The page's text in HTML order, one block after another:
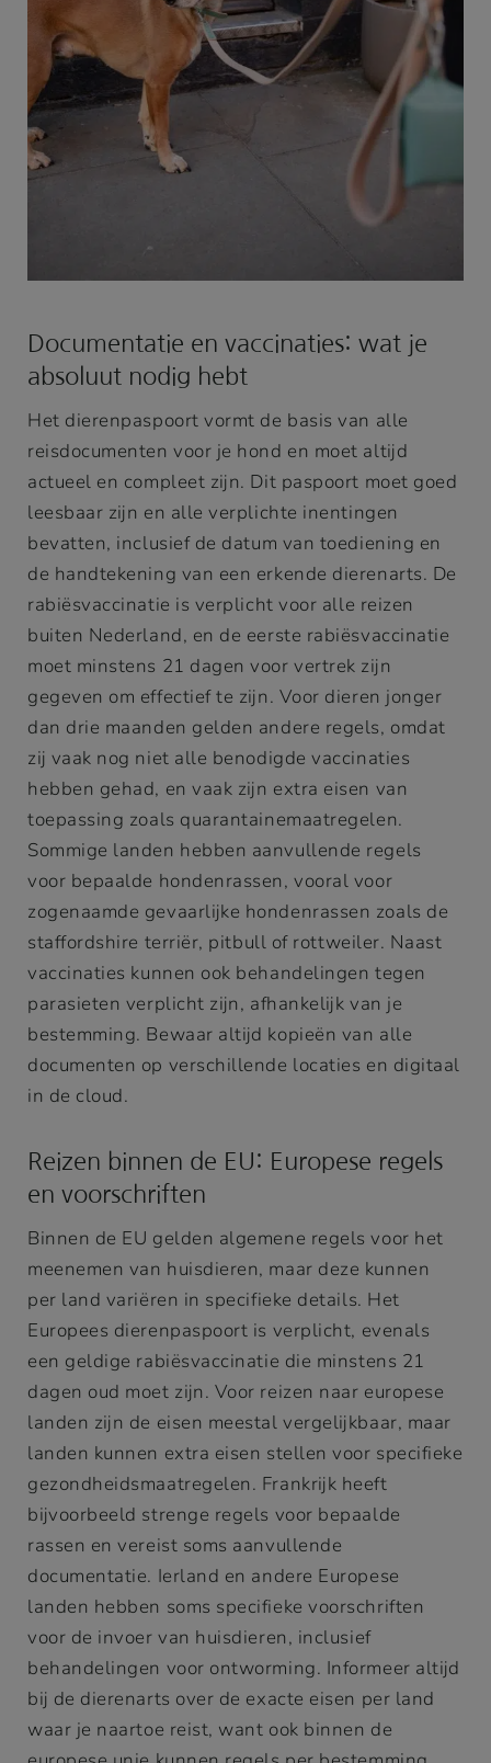
Documentatie en vaccinaties: wat je
absoluut nodig hebt
Het dierenpaspoort vormt de basis van alle
reisdocumenten voor je hond en moet altijd
actueel en compleet zijn. Dit paspoort moet goed
leesbaar zijn en alle verplichte inentingen
bevatten, inclusief de datum van toediening en
de handtekening van een erkende dierenarts. De
rabiësvaccinatie is verplicht voor alle reizen
buiten Nederland, en de eerste rabiësvaccinatie
moet minstens 21 dagen voor vertrek zijn
gegeven om effectief te zijn. Voor dieren jonger
dan drie maanden gelden andere regels, omdat
zij vaak nog niet alle benodigde vaccinaties
hebben gehad, en vaak zijn extra eisen van
toepassing zoals quarantainemaatregelen.
Sommige landen hebben aanvullende regels
voor bepaalde hondenrassen, vooral voor
zogenaamde gevaarlijke hondenrassen zoals de
staffordshire terriër, pitbull of rottweiler. Naast
vaccinaties kunnen ook behandelingen tegen
parasieten verplicht zijn, afhankelijk van je
bestemming. Bewaar altijd kopieën van alle
documenten op verschillende locaties en digitaal
in de cloud.
Reizen binnen de EU: Europese regels
en voorschriften
Binnen de EU gelden algemene regels voor het
meenemen van huisdieren, maar deze kunnen
per land variëren in specifieke details. Het
Europees dierenpaspoort is verplicht, evenals
een geldige rabiësvaccinatie die minstens 21
dagen oud moet zijn. Voor reizen naar europese
landen zijn de eisen meestal vergelijkbaar, maar
landen kunnen extra eisen stellen voor specifieke
gezondheidsmaatregelen. Frankrijk heeft
bijvoorbeeld strenge regels voor bepaalde
rassen en vereist soms aanvullende
documentatie. Ierland en andere Europese
landen hebben soms specifieke voorschriften
voor de invoer van huisdieren, inclusief
behandelingen voor ontworming. Informeer altijd
bij de dierenarts over de exacte eisen per land
waar je naartoe reist, want ook binnen de